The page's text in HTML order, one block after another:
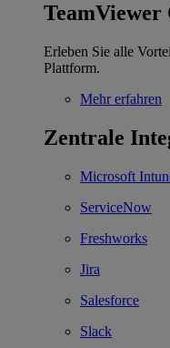
TeamViewer
Erleben Sie alle
Plattform.
Mehr erfahren
Zentrale
Microsoft
ServiceNow
Freshworks
Jira
Salesforce
Slack